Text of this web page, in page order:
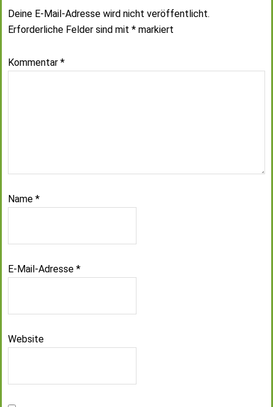
Deine E-Mail-Adresse wird nicht veröffentlicht.
Erforderliche Felder sind mit * markiert
Kommentar *
Name *
E-Mail-Adresse *
Website